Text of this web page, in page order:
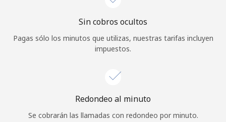
Iniciar Sesión
o
Continuar con
Sin cobros ocultos
Pagas sólo los minutos que utilizas, nuestras tarifas incluyen
impuestos.
Redondeo al minuto
Se cobrarán las llamadas con redondeo por minuto.